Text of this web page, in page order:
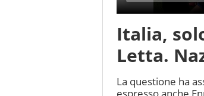
Italia,
Letta.
La questione ha